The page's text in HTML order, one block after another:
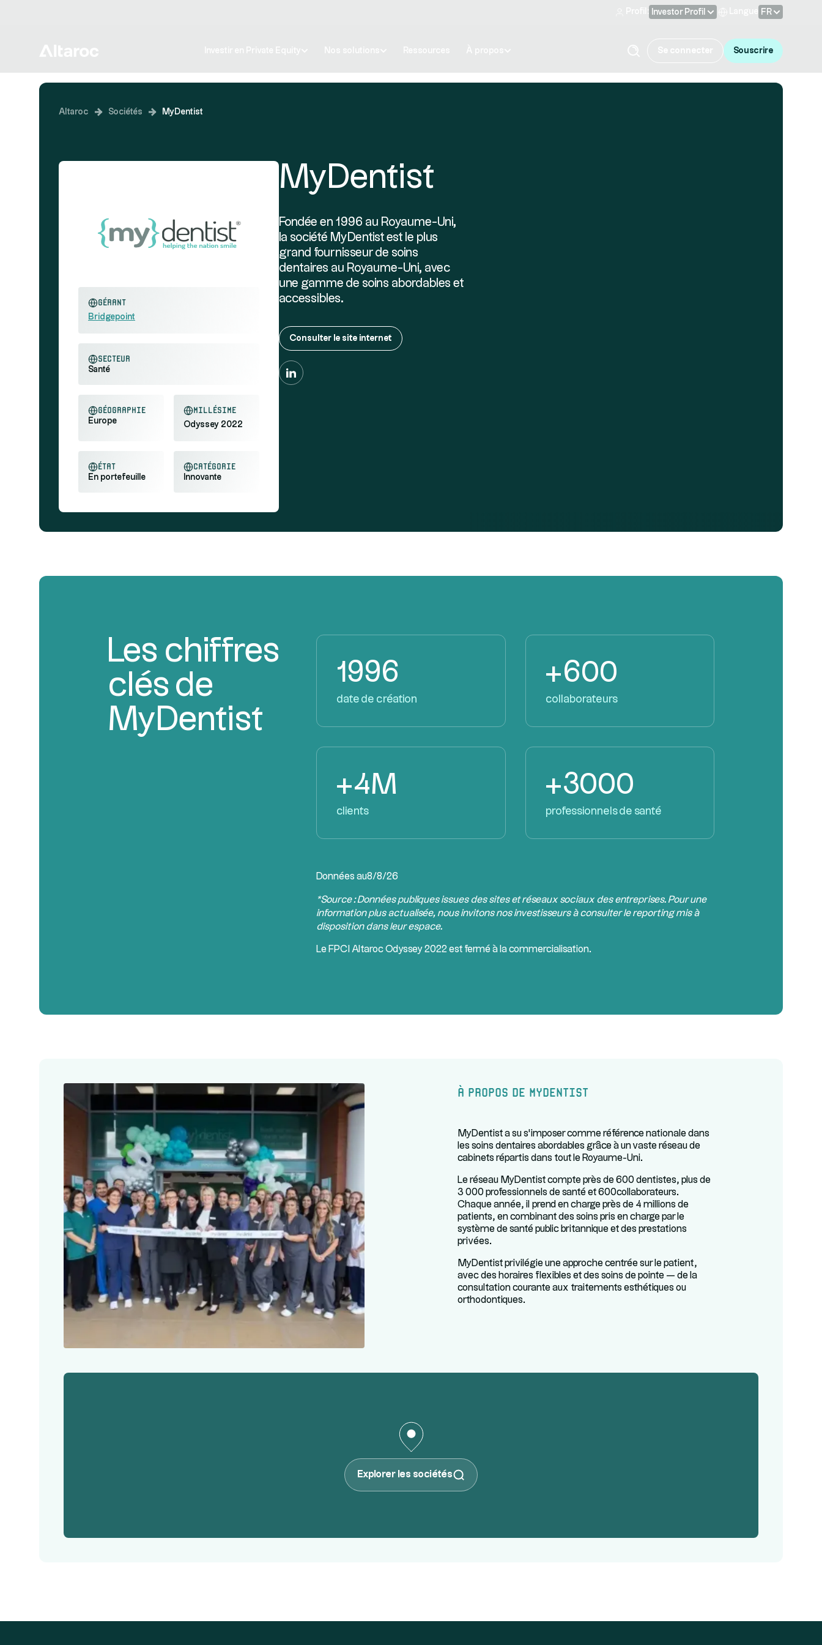
Investor Profil FR
Souscrire
Altaroc Sociétés MyDentist
Gérant
Bridgepoint
secteur
Santé
géographie
Europe
millésime
Odyssey 2022
état
En portefeuille
catégorie
Innovante
MyDentist
Fondée en 1996 au Royaume-Uni,
la société MyDentist est le plus
grand fournisseur de soins
dentaires au Royaume-Uni, avec
une gamme de soins abordables et
accessibles.
Consulter le site internet
Les chiffres
clés de
MyDentist
1996
date de création
+600
collaborateurs
+4M
clients
+3000
professionnels de santé
Données au8/8/26
*Source : Données publiques issues des sites et réseaux sociaux des entreprises. Pour une
information plus actualisée, nous invitons nos investisseurs à consulter le reporting mis à
disposition dans leur espace.
Le FPCI Altaroc Odyssey 2022 est fermé à la commercialisation.
À propos de MyDentist
MyDentist a su s’imposer comme référence nationale dans
les soins dentaires abordables grâce à un vaste réseau de
cabinets répartis dans tout le Royaume-Uni.
Le réseau MyDentist compte près de 600 dentistes, plus de
3 000 professionnels de santé et 600collaborateurs.
Chaque année, il prend en charge près de 4 millions de
patients, en combinant des soins pris en charge par le
système de santé public britannique et des prestations
privées.
MyDentist privilégie une approche centrée sur le patient,
avec des horaires flexibles et des soins de pointe — de la
consultation courante aux traitements esthétiques ou
orthodontiques.
Explorer les sociétés